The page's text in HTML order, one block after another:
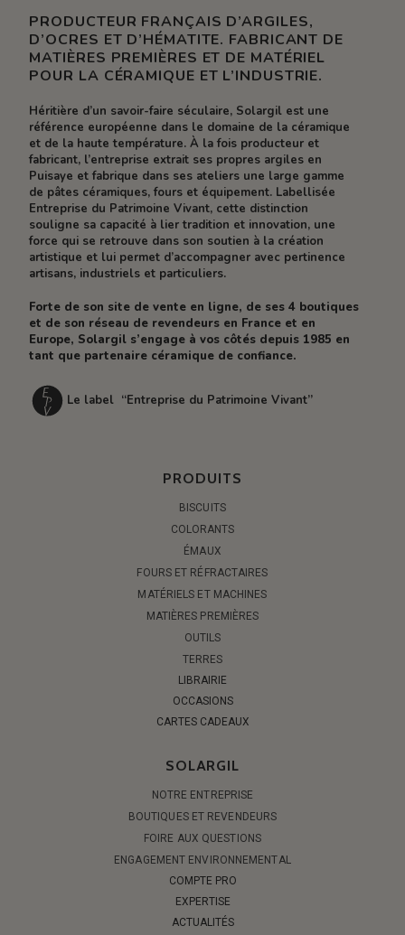
PRODUCTEUR FRANÇAIS D’ARGILES,
D’OCRES ET D’HÉMATITE. FABRICANT DE
MATIÈRES PREMIÈRES ET DE MATÉRIEL
POUR LA CÉRAMIQUE ET L’INDUSTRIE.
Héritière d’un savoir-faire séculaire, Solargil est une
référence européenne dans le domaine de la céramique
et de la haute température. À la fois producteur et
fabricant, l’entreprise extrait ses propres argiles en
Puisaye et fabrique dans ses ateliers une large gamme
de pâtes céramiques, fours et équipement. Labellisée
Entreprise du Patrimoine Vivant, cette distinction
souligne sa capacité à lier tradition et innovation, une
force qui se retrouve dans son soutien à la création
artistique et lui permet d’accompagner avec pertinence
artisans, industriels et particuliers.
Forte de son site de vente en ligne, de ses 4 boutiques
et de son réseau de revendeurs en France et en
Europe, Solargil s’engage à vos côtés depuis 1985 en
tant que partenaire céramique de confiance.
Le label “Entreprise du Patrimoine Vivant”
PRODUITS
BISCUITS
COLORANTS
ÉMAUX
FOURS ET RÉFRACTAIRES
MATÉRIELS ET MACHINES
MATIÈRES PREMIÈRES
OUTILS
TERRES
LIBRAIRIE
OCCASIONS
CARTES CADEAUX
SOLARGIL
NOTRE ENTREPRISE
BOUTIQUES ET REVENDEURS
FOIRE AUX QUESTIONS
ENGAGEMENT ENVIRONNEMENTAL
COMPTE PRO
EXPERTISE
ACTUALITÉS